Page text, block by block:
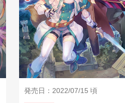
発売日：2022/07/15 頃